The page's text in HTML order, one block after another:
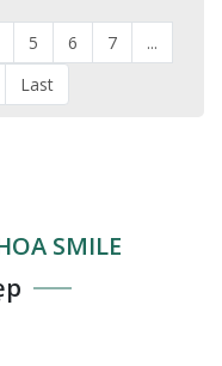
5 6 7
...
Last
SMILE